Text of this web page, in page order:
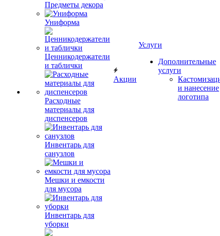
Предметы декора
Униформа
Ценникодержатели
и таблички
Расходные
материалы для
диспенсеров
Инвентарь для
санузлов
Мешки и емкости
для мусора
Инвентарь для
уборки
Акции
Услуги
Дополнительные
услуги
и нанесение
логотипа